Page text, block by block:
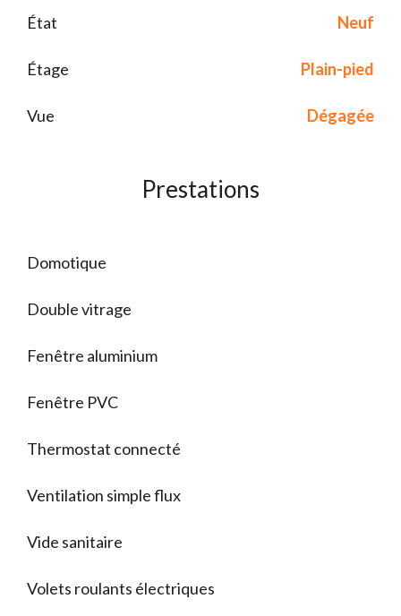
État Neuf
Étage Plain-pied
Vue Dégagée
Prestations
Domotique
Double vitrage
Fenêtre aluminium
Fenêtre PVC
Thermostat connecté
Ventilation simple flux
Vide sanitaire
Volets roulants électriques